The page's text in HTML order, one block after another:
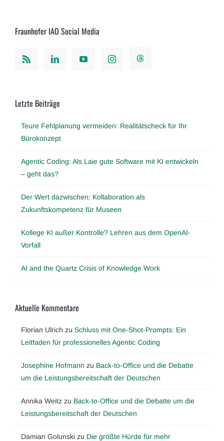
Fraunhofer IAO Social Media
Letzte Beiträge
Teure Fehlplanung vermeiden: Realitätscheck für Ihr
Bürokonzept
Agentic Coding: Als Laie gute Software mit KI entwickeln
– geht das?
Der Wert dazwischen: Kollaboration als
Zukunftskompetenz für Museen
Kollege KI außer Kontrolle? Lehren aus dem OpenAI-
Vorfall
AI and the Quartz Crisis of Knowledge Work
Aktuelle Kommentare
Florian Ulrich zu Schluss mit One-Shot-Prompts: Ein
Leitfaden für professionelles Agentic Coding
Josephine Hofmann zu Back-to-Office und die Debatte
um die Leistungsbereitschaft der Deutschen
Annika Weitz zu Back-to-Office und die Debatte um die
Leistungsbereitschaft der Deutschen
Damian Golunski zu Die größte Hürde für mehr